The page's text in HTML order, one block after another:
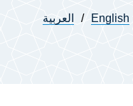
English العربية